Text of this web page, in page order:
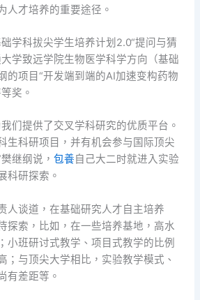
人才培养的重要途径。
学科拔尖学生培养计划2.0“提问与猜
学致远学院生物医学科学方向（基础
的项目“开发端到端的AI加速变构药物
奖。
们提供了交叉学科研究的优质平台。
生科研项目，并有机会参与国际顶尖
继纲说，包養 自己大二时就进入实验
科研探索。
人谈道，在基础研究人才自主培养
探索，比如，在一些培养基地，高水
小班研讨式教学、项目式教学的比例
；与顶尖大学相比，实验教学模式、
有差距等。